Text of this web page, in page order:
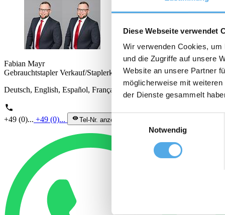
Diese Webseite verwendet
Wir verwenden Cookies,
und die Zugriffe auf unsere
Website an unsere Partner
möglicherweise mit
der Dienste gesammelt
Einwilligungsauswahl
Notwendig
Fabian Mayr
Gebrauchtstapler Verkauf/Staplerkomponenten
Deutsch, English, Español, Français, Italiano, Polski, Slovenski,
phone
+49 (0)... +49 (0)... visibilityTel-Nr. anzeigen